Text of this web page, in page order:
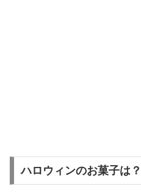
ハロウィンのお菓子は？